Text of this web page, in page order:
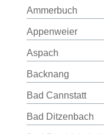
Ammerbuch
Appenweier
Aspach
Backnang
Bad Cannstatt
Bad Ditzenbach